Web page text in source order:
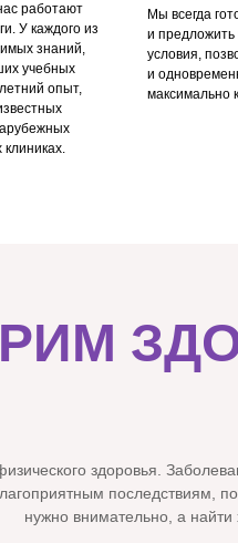
Мы всегда
и
условия,
и
максимально
работают
У каждого из
знаний,
учебных
опыт,
клиниках.
здоровья.
последствиям,
нужно внимательно, а найти